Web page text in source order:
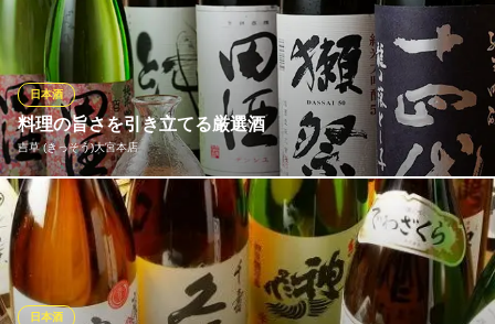
埼玉県さいたま市大宮区桜木町1-4-2 JLPAビル3F
ッシュな新酒ならではの、みずみずしい香りと、コクのある味が
楽しめます。また、熟成された風味を味わっていただきたい、素
朴な懐かしさを誘うお酒もあります。飲み方や、料理の合わせ方
など、新しい日本酒の楽しみ方と感動をお伝えします。
旨い酒・旨い肴 はな穂
大宮 居酒屋 海鮮
ＪＲ大宮駅西口 徒歩2分
埼玉県さいたま市大宮区桜木町2-2-3
料理の旨さを引き立てる厳選酒
吉草 (きっそう)大宮本店
日本酒
店長こだわりの厳選した全国各地の地酒を約15種を取り揃え。獺
祭・十四代・田酒など人気銘柄や季節ごとで味わえる限定酒も入
荷している場合がございますので、お気軽にスタッフにお声掛け
ください。また蕎麦屋ならではの、焼酎や果実酒の蕎麦湯割りな
どもございますので是非お試しあれ！
日本酒